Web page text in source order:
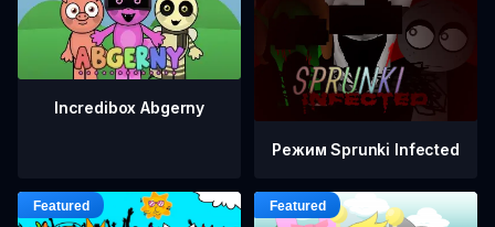
Incredibox Abgerny
Режим Sprunki Infected